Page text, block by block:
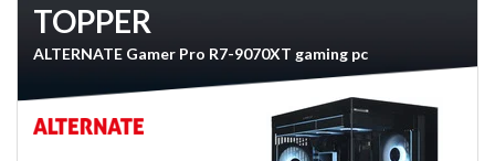
TOPPER
ALTERNATE Gamer Pro R7-9070XT gaming pc